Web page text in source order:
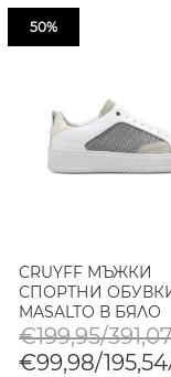
50%
CRUYFF МЪЖКИ
СПОРТНИ
MASALTO В БЯЛО
€199,95/
€99,98/